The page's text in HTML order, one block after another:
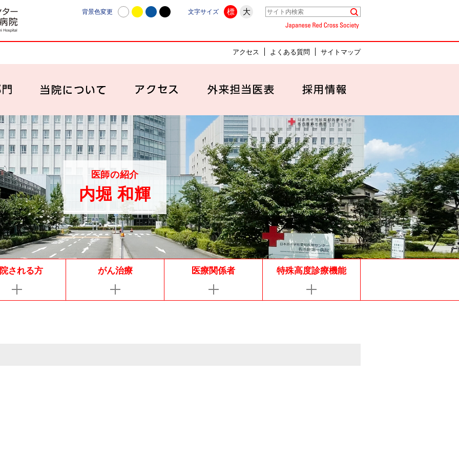
日本赤十字社愛知医療センター名古屋第一病院 | 愛知県名古屋市中村区
背景色変更 文字サイズ 標 大
アクセス よくある質問 サイトマップ
診療科・部門 当院について アクセス 外来担当医表
医師の紹介
内堀 和輝
される方 がん治療 医療関係者 特殊高度診療機能